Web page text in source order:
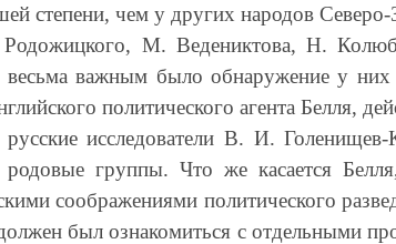
степени, чем у других народов Северо-
М. Ведениктова, Н.
важным было обнаружение у них
политического агента Белля,
исследователи В. И.
группы. Что же касается
соображениями политического
был ознакомиться с отдельными